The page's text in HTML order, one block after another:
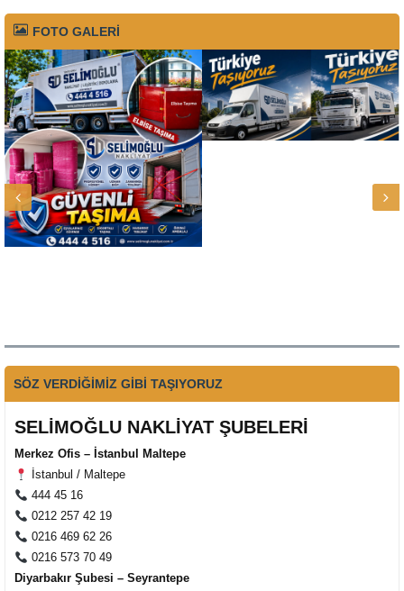
FOTO GALERİ
SÖZ VERDİĞİMİZ GİBİ TAŞIYORUZ
SELİMOĞLU NAKLİYAT ŞUBELERİ
Merkez Ofis – İstanbul Maltepe
İstanbul / Maltepe
444 45 16
0212 257 42 19
0216 469 62 26
0216 573 70 49
Diyarbakır Şubesi – Seyrantepe